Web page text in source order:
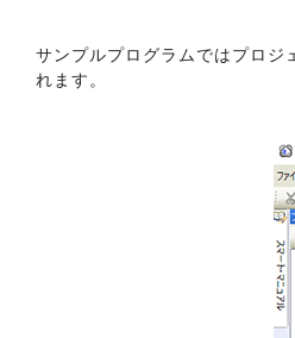
サンプルプログラムではプロ
れます。